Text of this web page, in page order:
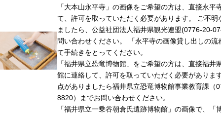
「大本山永平寺」の画像をご希望の方は、直接永平
て、許可を取っていただく必要があります。 ご不明
ましたら、公益社団法人福井県観光連盟(0776-20-
問い合わせください。 「永平寺の画像貸し出しの流
て手続きをとってください。
「福井県立恐竜博物館」をご希望の方は、直接福井
館に連絡して、許可を取っていただく必要がありま
点がありましたら福井県立恐竜博物館事業教育課（
8820）までお問い合わせください。
「福井県立一乗谷朝倉氏遺跡博物館」の画像で、「